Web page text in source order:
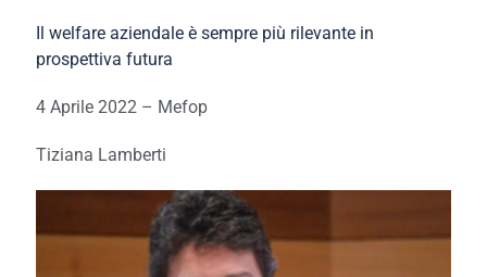
Il welfare aziendale è sempre più rilevante in
prospettiva futura
4 Aprile 2022 – Mefop
Tiziana Lamberti